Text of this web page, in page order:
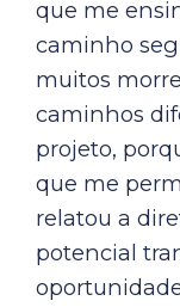
que me
caminho
muitos
caminhos
projeto,
que me
relatou a
potencial